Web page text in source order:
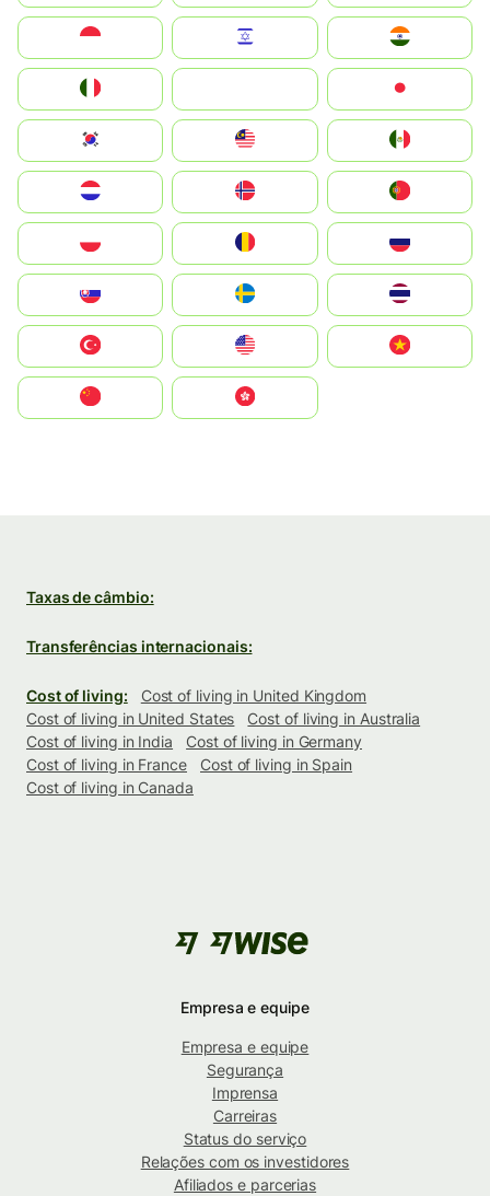
South Korea
United States
中國香港特別行政區
Taxas de câmbio:
Transferências internacionais:
Cost of living:
Cost of living in United Kingdom
Cost of living in United States
Cost of living in Australia
Cost of living in India
Cost of living in Germany
Cost of living in France
Cost of living in Spain
Cost of living in Canada
Empresa e equipe
Empresa e equipe
Segurança
Imprensa
Carreiras
Status do serviço
Relações com os investidores
Afiliados e parcerias